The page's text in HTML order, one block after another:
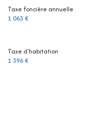
Taxe foncière annuelle
1 063 €
Taxe d'habitation
1 396 €